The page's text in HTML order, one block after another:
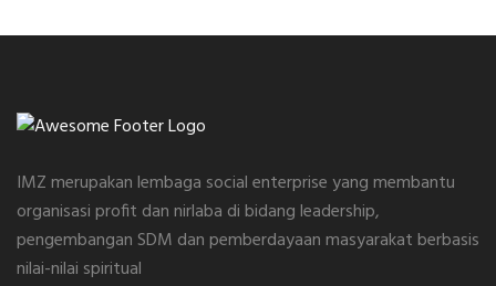
IMZ merupakan lembaga social enterprise yang membantu
organisasi profit dan nirlaba di bidang leadership,
pengembangan SDM dan pemberdayaan masyarakat berbasis
nilai-nilai spiritual